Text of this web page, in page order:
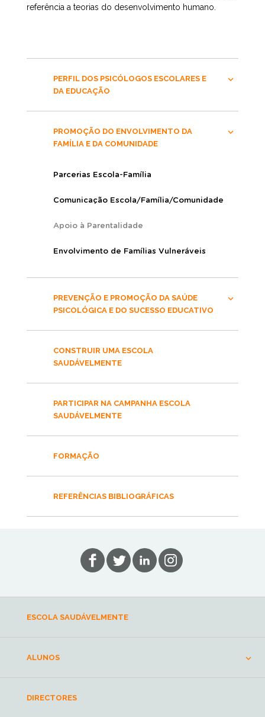
referência a teorias do desenvolvimento humano.
PERFIL DOS PSICÓLOGOS ESCOLARES E
DA EDUCAÇÃO
PROMOÇÃO DO ENVOLVIMENTO DA
FAMÍLIA E DA COMUNIDADE
Parcerias Escola-Família
Comunicação Escola/Família/Comunidade
Apoio à Parentalidade
Envolvimento de Famílias Vulneráveis
PREVENÇÃO E PROMOÇÃO DA SAÚDE
PSICOLÓGICA E DO SUCESSO EDUCATIVO
CONSTRUIR UMA ESCOLA
SAUDÁVELMENTE
PARTICIPAR NA CAMPANHA ESCOLA
SAUDÁVELMENTE
FORMAÇÃO
REFERÊNCIAS BIBLIOGRÁFICAS
ESCOLA SAUDÁVELMENTE
ALUNOS
DIRECTORES